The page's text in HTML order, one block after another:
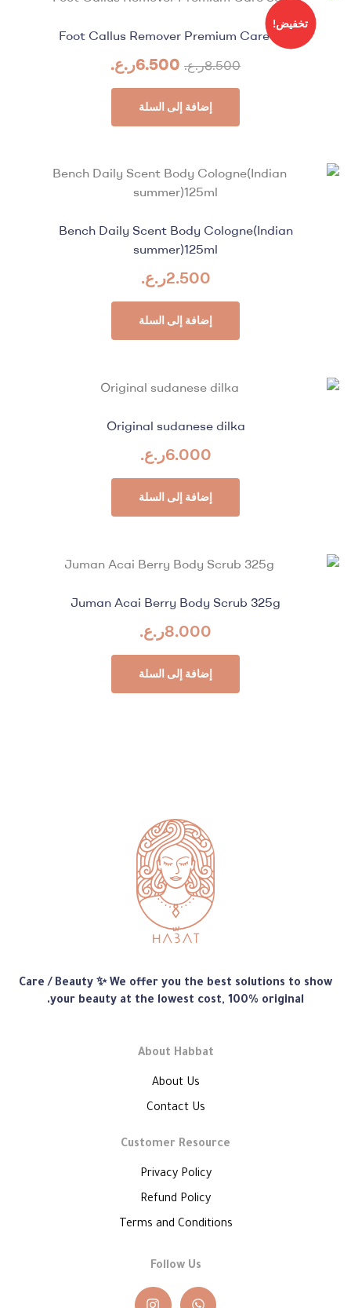
تخفيض!
Foot Callus Remover Premium Care Set
8.500ر.ع. 6.500ر.ع.
إضافة إلى السلة
Bench Daily Scent Body Cologne(Indian
summer)125ml
2.500ر.ع.
إضافة إلى السلة
Original sudanese dilka
6.000ر.ع.
إضافة إلى السلة
Juman Acai Berry Body Scrub 325g
8.000ر.ع.
إضافة إلى السلة
متجر
هبّات
Care / Beauty ✨ We offer you the best solutions to show
your beauty at the lowest cost, 100% original.
About Habbat
About Us
Contact Us
Customer Resource
Privacy Policy
Refund Policy
Terms and Conditions
Follow Us